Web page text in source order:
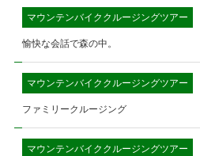
マウンテンバイククルージングツアー
愉快な会話で森の中。
マウンテンバイククルージングツアー
ファミリークルージング
マウンテンバイククルージングツアー